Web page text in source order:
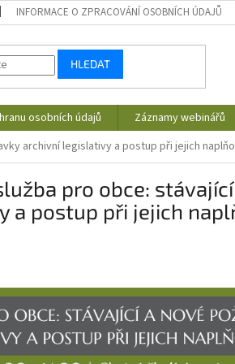
INFORMACE O ZPRACOVÁNÍ OSOBNÍCH ÚDAJŮ
HLEDAT
osobních údajů
Záznamy webinářů
archivní legislativy a postup při jejich
pro obce:
a postup při jejich